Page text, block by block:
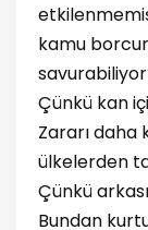
kamu
Çünkü kan
Zararı daha
ülkelerden
Çünkü
Bundan